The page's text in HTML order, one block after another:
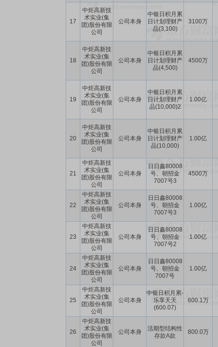
17
中炬高新技
术实业(集
团)股份有限
公司
公司本身
中银日积月累
日计划理财产
品(3,100)
3100万
18
中炬高新技
术实业(集
团)股份有限
公司
公司本身
中银日积月累
日计划理财产
品(4,500)
4500万
19
中炬高新技
术实业(集
团)股份有限
公司
公司本身
中银日积月累
日计划理财产
品(10,000)2
1.00亿
20
中炬高新技
术实业(集
团)股份有限
公司
公司本身
中银日积月累
日计划理财产
品(10,000)
1.00亿
21
中炬高新技
术实业(集
团)股份有限
公司
公司本身
日日鑫80008
号、朝招金
7007号3
4500万
22
中炬高新技
术实业(集
团)股份有限
公司
公司本身
日日鑫80008
号、朝招金
7007号3
1.00亿
23
中炬高新技
术实业(集
团)股份有限
公司
公司本身
日日鑫80008
号、朝招金
7007号2
1.00亿
24
中炬高新技
术实业(集
团)股份有限
公司
公司本身
日日鑫80008
号、朝招金
7007号
1.00亿
25
中炬高新技
术实业(集
团)股份有限
公司
公司本身
中银日积月累-
乐享天天
(600.07)
600.1万
26
中炬高新技
术实业(集
团)股份有限
公司
公司本身
活期型结构性
存款A款
800.0万